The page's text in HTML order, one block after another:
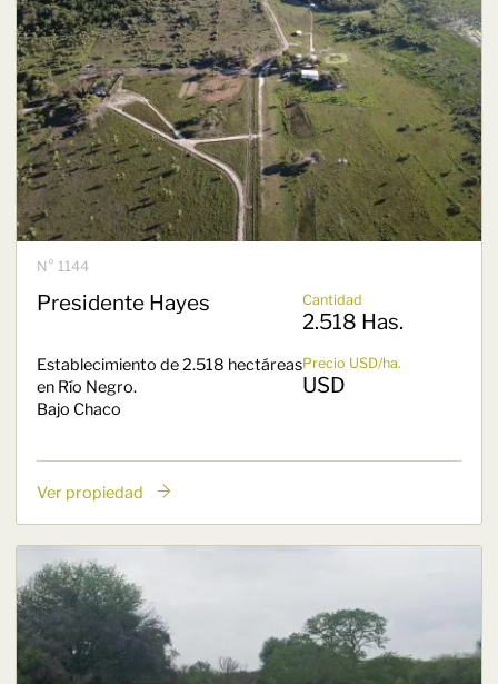
N° 1144
Presidente Hayes Cantidad
2.518 Has.
Establecimiento de 2.518 hectáreas
en Río Negro.
Bajo Chaco
Precio USD/ha.
USD
Ver propiedad